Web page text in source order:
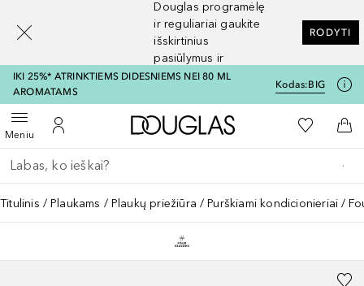
Douglas programėlę
ir reguliariai gaukite
išskirtinius
pasiūlymus ir
nuolaidas
RODYTI
IKI 25%* ATRINKTIEMS DIDESNIEMS NEI 80 ML
AROMATAMS
Kodas:BIG
MeniuAtidaryti meniuĮ mano paskyrą
Į Douglas pagrindinį
Į mano
Į
Grįžk atgal
Vykdykite paiešką
Titulinis Plaukams Plaukų priežiūra Purškiami kondicionieriai
[navigation.slideout.screenreader]